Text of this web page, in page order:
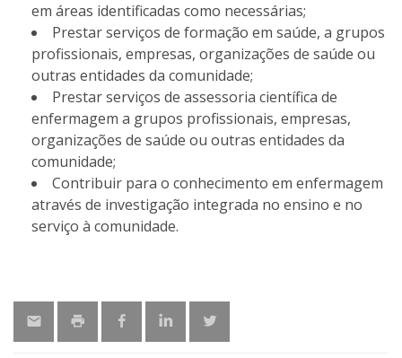
em áreas identificadas como necessárias;
Prestar serviços de formação em saúde, a grupos
profissionais, empresas, organizações de saúde ou
outras entidades da comunidade;
Prestar serviços de assessoria científica de
enfermagem a grupos profissionais, empresas,
organizações de saúde ou outras entidades da
comunidade;
Contribuir para o conhecimento em enfermagem
através de investigação integrada no ensino e no
serviço à comunidade.